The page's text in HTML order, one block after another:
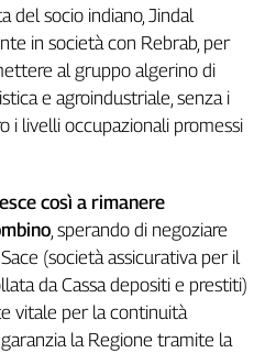
del socio indiano, Jindal
in società con Rebrab, per
al gruppo algerino di
e agroindustriale, senza i
i livelli occupazionali promessi
così a rimanere
, sperando di negoziare
(società assicurativa per il
da Cassa depositi e prestiti)
vitale per la continuità
la Regione tramite la